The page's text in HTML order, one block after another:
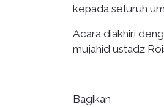
kepada seluruh
Acara diakhiri
mujahid ustadz
Bagikan